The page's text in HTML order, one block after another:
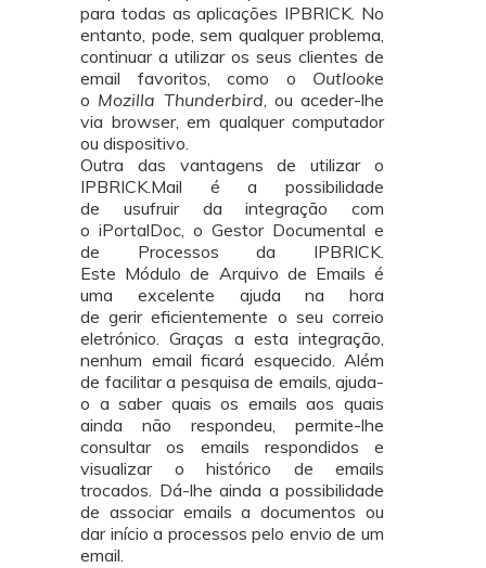
para todas as aplicações IPBRICK. No
entanto, pode, sem qualquer problema,
continuar a utilizar os seus clientes de
email favoritos, como o Outlooke
o Mozilla Thunderbird, ou aceder-lhe
via browser, em qualquer computador
ou dispositivo.
Outra das vantagens de utilizar o
IPBRICK.Mail é a possibilidade
de usufruir da integração com
o iPortalDoc, o Gestor Documental e
de Processos da IPBRICK.
Este Módulo de Arquivo de Emails é
uma excelente ajuda na hora
de gerir eficientemente o seu correio
eletrónico. Graças a esta integração,
nenhum email ficará esquecido. Além
de facilitar a pesquisa de emails, ajuda-
o a saber quais os emails aos quais
ainda não respondeu, permite-lhe
consultar os emails respondidos e
visualizar o histórico de emails
trocados. Dá-lhe ainda a possibilidade
de associar emails a documentos ou
dar início a processos pelo envio de um
email.